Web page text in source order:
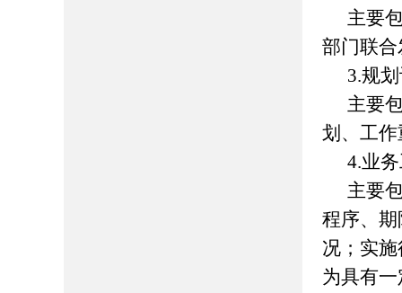
主要
部门联
3.规
主要
划、工
4.业
主要
程序、
况；实
为具有